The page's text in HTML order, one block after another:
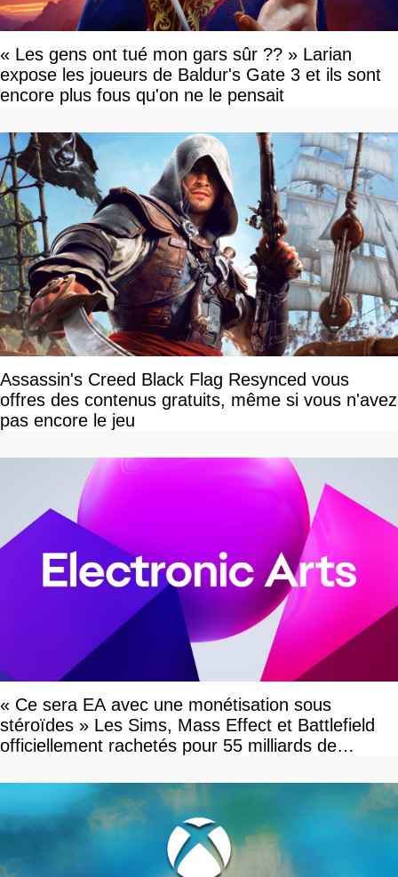
« Les gens ont tué mon gars sûr ?? » Larian
expose les joueurs de Baldur's Gate 3 et ils sont
encore plus fous qu'on ne le pensait
Assassin's Creed Black Flag Resynced vous
offres des contenus gratuits, même si vous n'avez
pas encore le jeu
« Ce sera EA avec une monétisation sous
stéroïdes » Les Sims, Mass Effect et Battlefield
officiellement rachetés pour 55 milliards de